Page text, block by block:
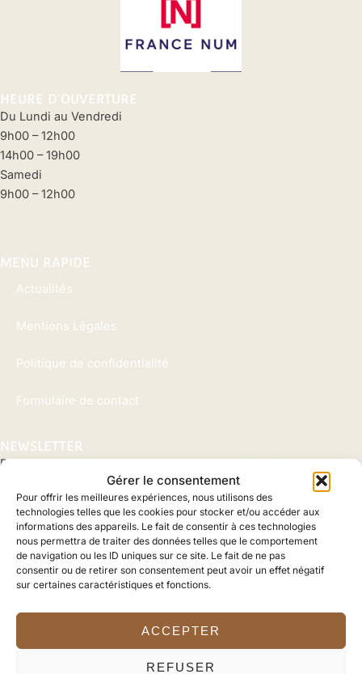
Gérer le consentement
Pour offrir les meilleures expériences, nous utilisons des
technologies telles que les cookies pour stocker et/ou accéder aux
informations des appareils. Le fait de consentir à ces technologies
nous permettra de traiter des données telles que le comportement
de navigation ou les ID uniques sur ce site. Le fait de ne pas
consentir ou de retirer son consentement peut avoir un effet négatif
sur certaines caractéristiques et fonctions.
ACCEPTER
REFUSER
HEURE D'OUVERTURE
Du Lundi au Vendredi
9h00 – 12h00
14h00 – 19h00
Samedi
9h00 – 12h00
MENU RAPIDE
Actualités
Mentions Légales
Politique de confidentialité
Formulaire de contact
NEWSLETTER
Pour rester informer de toute notre actualité, n’hésitez pas à
Nom
Prénom
Votre
Email
J'ai pris connaissance et j'accepte